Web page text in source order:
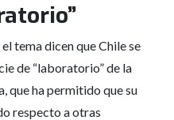
tema dicen que Chile se
de “laboratorio” de la
que ha permitido que su
respecto a otras